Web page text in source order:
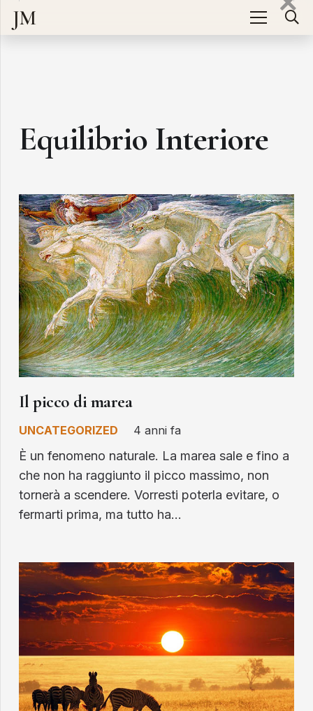
JM
Equilibrio Interiore
Il picco di marea
UNCATEGORIZED 4 anni fa
È un fenomeno naturale. La marea sale e fino a
che non ha raggiunto il picco massimo, non
tornerà a scendere. Vorresti poterla evitare, o
fermarti prima, ma tutto ha…